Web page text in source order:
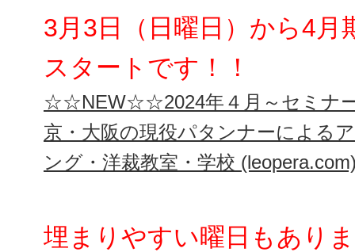
3月3日（日曜日）から4月
スタートです！！
☆☆NEW☆☆2024年４月～セミナ
京・大阪の現役パタンナーによる
ング・洋裁教室・学校
埋まりやすい曜日もあり